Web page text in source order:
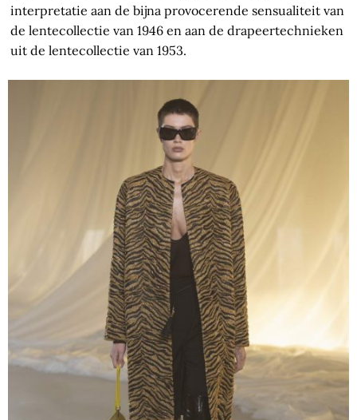
interpretatie aan de bijna provocerende sensualiteit van
de lentecollectie van 1946 en aan de drapeertechnieken
uit de lentecollectie van 1953.